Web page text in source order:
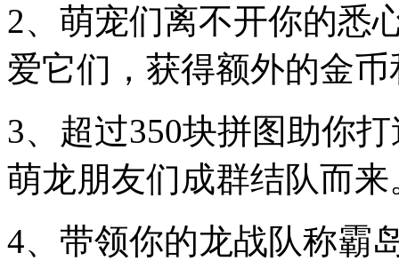
2、萌宠们离不开你的悉
爱它们，获得额外的金
3、超过350块拼图助你
萌龙朋友们成群结队而来
4、带领你的龙战队称霸